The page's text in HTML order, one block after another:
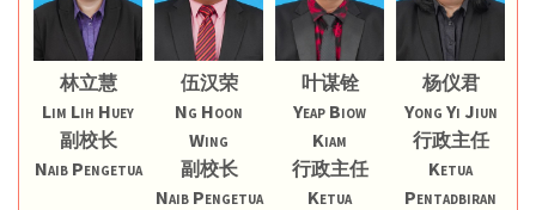
林立慧
Lim Lih Huey
副校长
Naib Pengetua
伍汉荣
Ng Hoon
Wing
副校长
Naib Pengetua
叶谋铨
Yeap Biow
Kiam
行政主任
Ketua
杨仪君
Yong Yi Jiun
行政主任
Ketua
Pentadbiran